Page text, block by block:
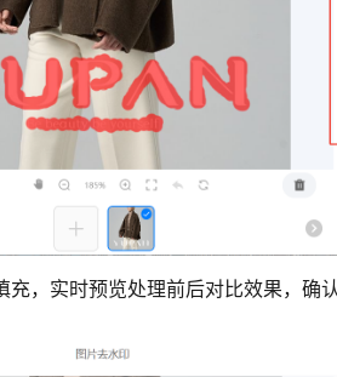
，实时预览处理前后对比效果，确